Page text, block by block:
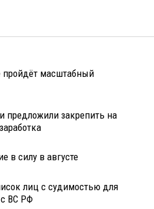
пройдёт масштабный
предложили закрепить на
в силу в августе
лиц с судимостью для
с ВС РФ